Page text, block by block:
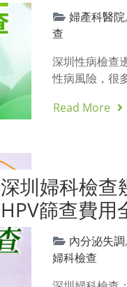
婦產科醫院
查
深圳性病檢查
性病風險，
Read More
深圳婦科檢查
HPV篩查費用
內分泌失調
婦科檢查